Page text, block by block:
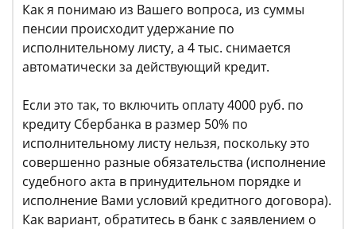
Как я понимаю из Вашего вопроса, из суммы
пенсии происходит удержание по
исполнительному листу, а 4 тыс. снимается
автоматически за действующий кредит.
Если это так, то включить оплату 4000 руб. по
кредиту Сбербанка в размер 50% по
исполнительному листу нельзя, поскольку это
совершенно разные обязательства (исполнение
судебного акта в принудительном порядке и
исполнение Вами условий кредитного договора).
Как вариант, обратитесь в банк с заявлением о